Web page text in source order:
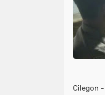
Cilegon